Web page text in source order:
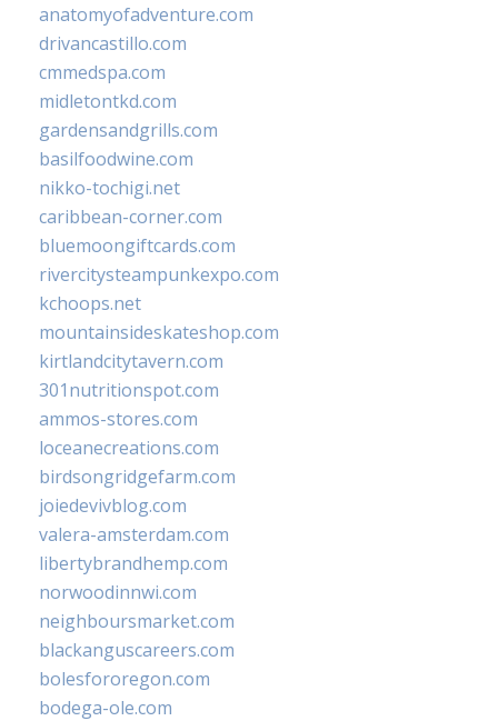
anatomyofadventure.com
drivancastillo.com
cmmedspa.com
midletontkd.com
gardensandgrills.com
basilfoodwine.com
nikko-tochigi.net
caribbean-corner.com
bluemoongiftcards.com
rivercitysteampunkexpo.com
kchoops.net
mountainsideskateshop.com
kirtlandcitytavern.com
301nutritionspot.com
ammos-stores.com
loceanecreations.com
birdsongridgefarm.com
joiedevivblog.com
valera-amsterdam.com
libertybrandhemp.com
norwoodinnwi.com
neighboursmarket.com
blackanguscareers.com
bolesfororegon.com
bodega-ole.com